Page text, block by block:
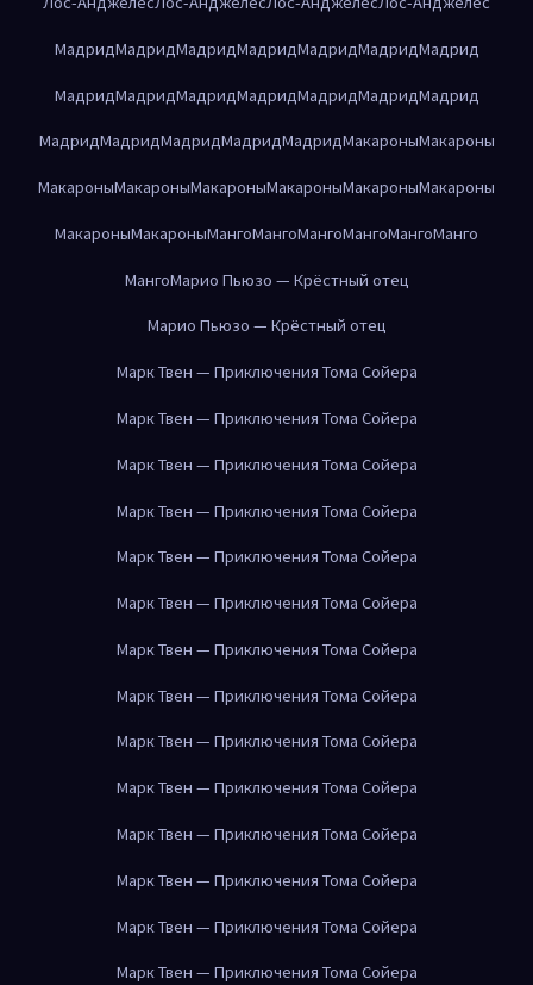
МадридМадридМадридМадридМадридМадридМадрид
МадридМадридМадридМадридМадридМадридМадрид
МадридМадридМадридМадридМадридМакароныМакароны
МакароныМакароныМакароныМакароныМакароныМакароны
МакароныМакароныМангоМангоМангоМангоМангоМанго
МангоМарио Пьюзо — Крёстный отец
Марио Пьюзо — Крёстный отец
Марк Твен — Приключения Тома Сойера
Марк Твен — Приключения Тома Сойера
Марк Твен — Приключения Тома Сойера
Марк Твен — Приключения Тома Сойера
Марк Твен — Приключения Тома Сойера
Марк Твен — Приключения Тома Сойера
Марк Твен — Приключения Тома Сойера
Марк Твен — Приключения Тома Сойера
Марк Твен — Приключения Тома Сойера
Марк Твен — Приключения Тома Сойера
Марк Твен — Приключения Тома Сойера
Марк Твен — Приключения Тома Сойера
Марк Твен — Приключения Тома Сойера
Марк Твен — Приключения Тома Сойера